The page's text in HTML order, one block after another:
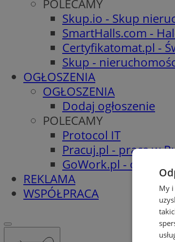
POLECAMY
Skup.io - Skup
SmartHalls.com -
Certyfikatomat.pl -
Skup -
OGŁOSZENIA
OGŁOSZENIA
Dodaj ogłoszenie
POLECAMY
Protocol IT
Pracuj.pl - praca w
GoWork.pl - oferty
REKLAMA
WSPÓŁPRACA
My